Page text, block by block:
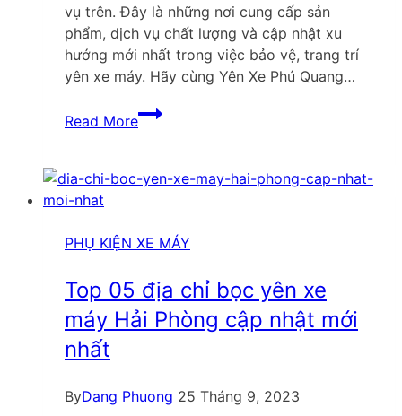
vụ trên. Đây là những nơi cung cấp sản
phẩm, dịch vụ chất lượng và cập nhật xu
hướng mới nhất trong việc bảo vệ, trang trí
yên xe máy. Hãy cùng Yên Xe Phú Quang…
Read More
Top
địa
bọc
máy
Phú
Xuyên
cập
nhất
PHỤ KIỆN XE MÁY
Top 05 địa chỉ bọc yên xe
máy Hải Phòng cập nhật mới
nhất
ByDang Phuong 25 Tháng 9, 2023